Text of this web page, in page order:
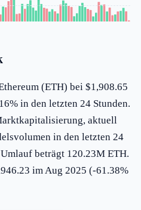
(ETH) bei $1,908.65
in den letzten 24 Stunden.
aktuell
in den letzten 24
beträgt 120.23M ETH.
im Aug 2025 (-61.38%